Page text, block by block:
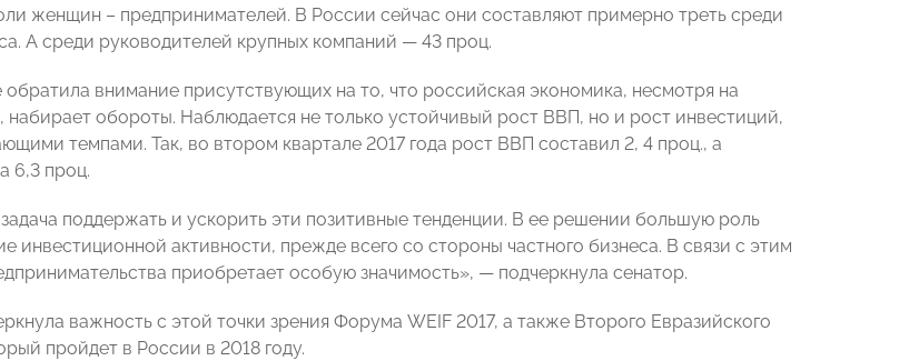
женщин – предпринимателей. В России сейчас они составляют примерно треть среди
А среди руководителей крупных компаний — 43 проц.
внимание присутствующих на то, что российская экономика, несмотря на
набирает обороты. Наблюдается не только устойчивый рост ВВП, но и рост инвестиций,
темпами. Так, во втором квартале 2017 года рост ВВП составил 2, 4 проц., а
6,3 проц.
поддержать и ускорить эти позитивные тенденции. В ее решении большую роль
инвестиционной активности, прежде всего со стороны частного бизнеса. В связи с этим
приобретает особую значимость», — подчеркнула сенатор.
важность с этой точки зрения Форума WEIF 2017, а также Второго Евразийского
пройдет в России в 2018 году.